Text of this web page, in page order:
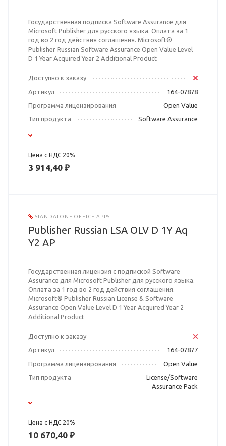
Государственная подписка Software Assurance для
Microsoft Publisher для русского языка. Оплата за 1
год во 2 год действия соглашения. Microsoft®
Publisher Russian Software Assurance Open Value Level
D 1 Year Acquired Year 2 Additional Product
Доступно к заказу
Артикул
164-07878
Программа лицензирования
Open Value
Тип продукта
Software Assurance
Цена с НДС 20%
3 914,40 ₽
STANDALONE OFFICE APPS
Publisher Russian LSA OLV D 1Y Aq
Y2 AP
Государственная лицензия с подпиской Software
Assurance для Microsoft Publisher для русского языка.
Оплата за 1 год во 2 год действия соглашения.
Microsoft® Publisher Russian License & Software
Assurance Open Value Level D 1 Year Acquired Year 2
Additional Product
Доступно к заказу
Артикул
164-07877
Программа лицензирования
Open Value
Тип продукта
License/Software
Assurance Pack
Цена с НДС 20%
10 670,40 ₽